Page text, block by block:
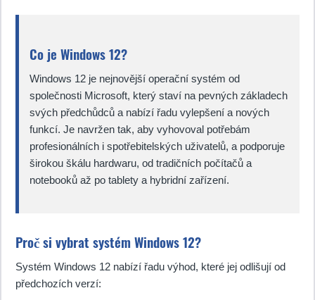
Co je Windows 12?
Windows 12 je nejnovější operační systém od
společnosti Microsoft, který staví na pevných základech
svých předchůdců a nabízí řadu vylepšení a nových
funkcí. Je navržen tak, aby vyhovoval potřebám
profesionálních i spotřebitelských uživatelů, a podporuje
širokou škálu hardwaru, od tradičních počítačů a
notebooků až po tablety a hybridní zařízení.
Proč si vybrat systém Windows 12?
Systém Windows 12 nabízí řadu výhod, které jej odlišují od
předchozích verzí: